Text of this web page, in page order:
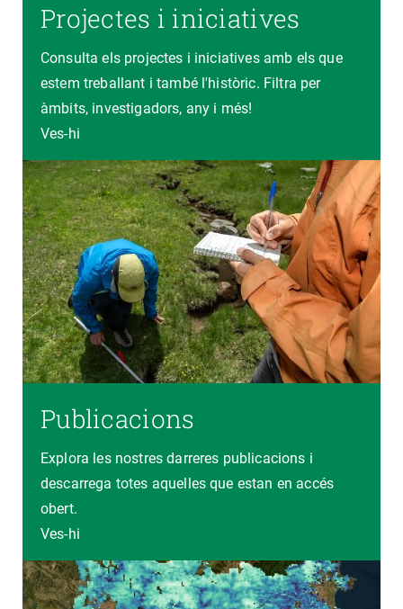
Projectes i iniciatives
Consulta els projectes i iniciatives amb els que
estem treballant i també l'històric. Filtra per
àmbits, investigadors, any i més!
Ves-hi
Publicacions
Explora les nostres darreres publicacions i
descarrega totes aquelles que estan en accés
obert.
Ves-hi